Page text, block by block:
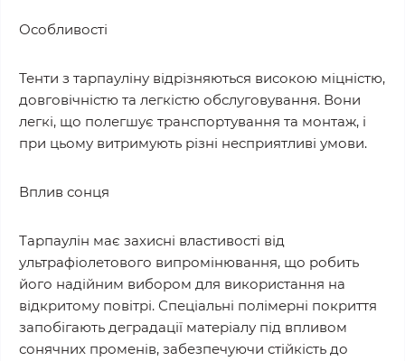
Особливості
Тенти з тарпауліну відрізняються високою міцністю,
довговічністю та легкістю обслуговування. Вони
легкі, що полегшує транспортування та монтаж, і
при цьому витримують різні несприятливі умови.
Вплив сонця
Тарпаулін має захисні властивості від
ультрафіолетового випромінювання, що робить
його надійним вибором для використання на
відкритому повітрі. Спеціальні полімерні покриття
запобігають деградації матеріалу під впливом
сонячних променів, забезпечуючи стійкість до